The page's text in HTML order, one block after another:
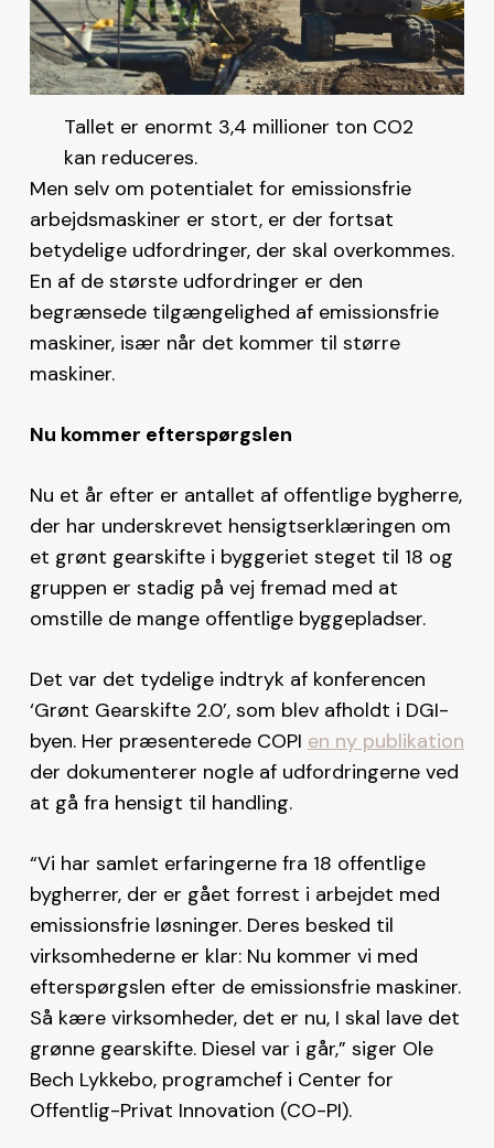
Tallet er enormt 3,4 millioner ton CO2
kan reduceres.
Men selv om potentialet for emissionsfrie
arbejdsmaskiner er stort, er der fortsat
betydelige udfordringer, der skal overkommes.
En af de største udfordringer er den
begrænsede tilgængelighed af emissionsfrie
maskiner, især når det kommer til større
maskiner.
Nu kommer efterspørgslen
Nu et år efter er antallet af offentlige bygherre,
der har underskrevet hensigtserklæringen om
et grønt gearskifte i byggeriet steget til 18 og
gruppen er stadig på vej fremad med at
omstille de mange offentlige byggepladser.
Det var det tydelige indtryk af konferencen
‘Grønt Gearskifte 2.0’, som blev afholdt i DGI-
byen. Her præsenterede COPI en ny publikation
der dokumenterer nogle af udfordringerne ved
at gå fra hensigt til handling.
“Vi har samlet erfaringerne fra 18 offentlige
bygherrer, der er gået forrest i arbejdet med
emissionsfrie løsninger. Deres besked til
virksomhederne er klar: Nu kommer vi med
efterspørgslen efter de emissionsfrie maskiner.
Så kære virksomheder, det er nu, I skal lave det
grønne gearskifte. Diesel var i går,” siger Ole
Bech Lykkebo, programchef i Center for
Offentlig-Privat Innovation (CO-PI).